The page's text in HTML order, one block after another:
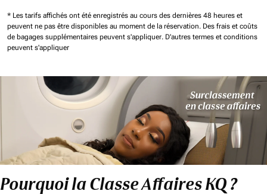
* Les tarifs affichés ont été enregistrés au cours des dernières 48 heures et
peuvent ne pas être disponibles au moment de la réservation. Des frais et coûts
de bagages supplémentaires peuvent s'appliquer. D'autres termes et conditions
peuvent s'appliquer
Pourquoi la Classe Affaires KQ ?